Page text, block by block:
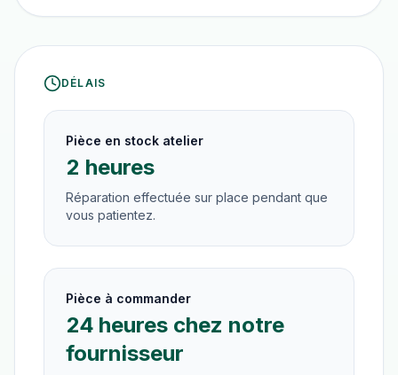
DÉLAIS
Pièce en stock atelier
2 heures
Réparation effectuée sur place pendant que
vous patientez.
Pièce à commander
24 heures chez notre
fournisseur